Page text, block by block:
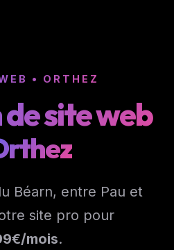
• ORTHEZ
site web
Béarn, entre Pau et
site pro pour
€/mois.